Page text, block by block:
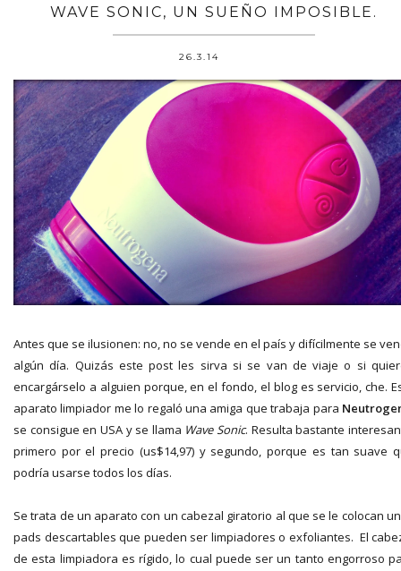
WAVE SONIC, UN SUEÑO IMPOSIBLE.
26.3.14
Antes que se ilusionen: no, no se vende en el país y difícilmente se
algún día. Quizás este post les sirva si se van de viaje o si
encargárselo a alguien porque, en el fondo, el blog es servicio, che.
aparato limpiador me lo regaló una amiga que trabaja para
se consigue en USA y se llama Wave Sonic. Resulta bastante
primero por el precio (us$14,97) y segundo, porque es tan suave
podría usarse todos los días.
Se trata de un aparato con un cabezal giratorio al que se le colocan
pads descartables que pueden ser limpiadores o exfoliantes. El
de esta limpiadora es rígido, lo cual puede ser un tanto engorroso